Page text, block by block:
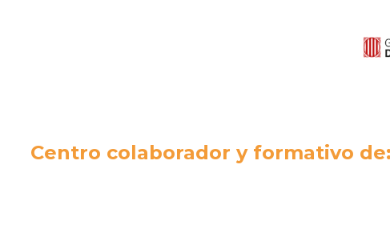
Centro colaborador y formativo